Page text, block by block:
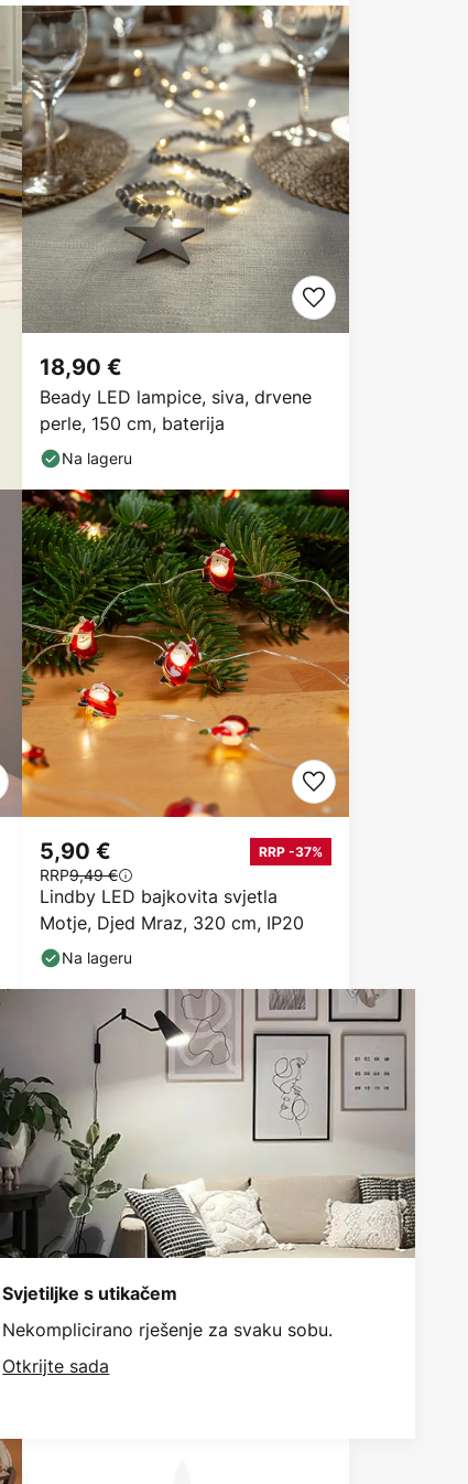
Beady LED lampice, siva, drvene
perle, 150 cm, baterija
18,90 €
Na lageru
Lindby LED bajkovita svjetla
Motje, Djed Mraz, 320 cm, IP20
5,90 € RRP -37%
RRP9,49 €
Na lageru
Svjetiljke s utikačem
Nekomplicirano rješenje za svaku sobu.
Otkrijte sada